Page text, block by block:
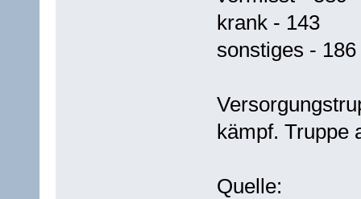
krank - 143
sonstiges - 186
kämpf. Truppe
Quelle: